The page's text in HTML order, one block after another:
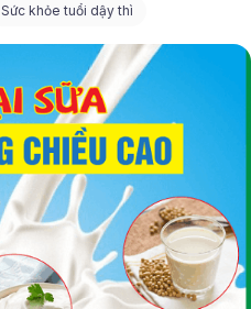
Sức khỏe tuổi dậy thì